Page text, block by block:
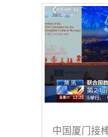
中国厦门接